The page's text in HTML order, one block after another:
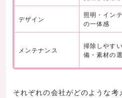
デザイン
照明・イン
の一体感
メンテナンス
掃除しやす
備・素材の
それぞれの会社がどのような考